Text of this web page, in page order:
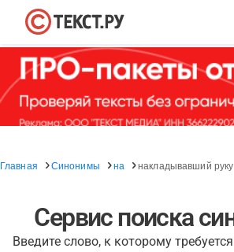
Главная Синонимы на накладывавший руку
Сервис поиска
Введите слово, к которому